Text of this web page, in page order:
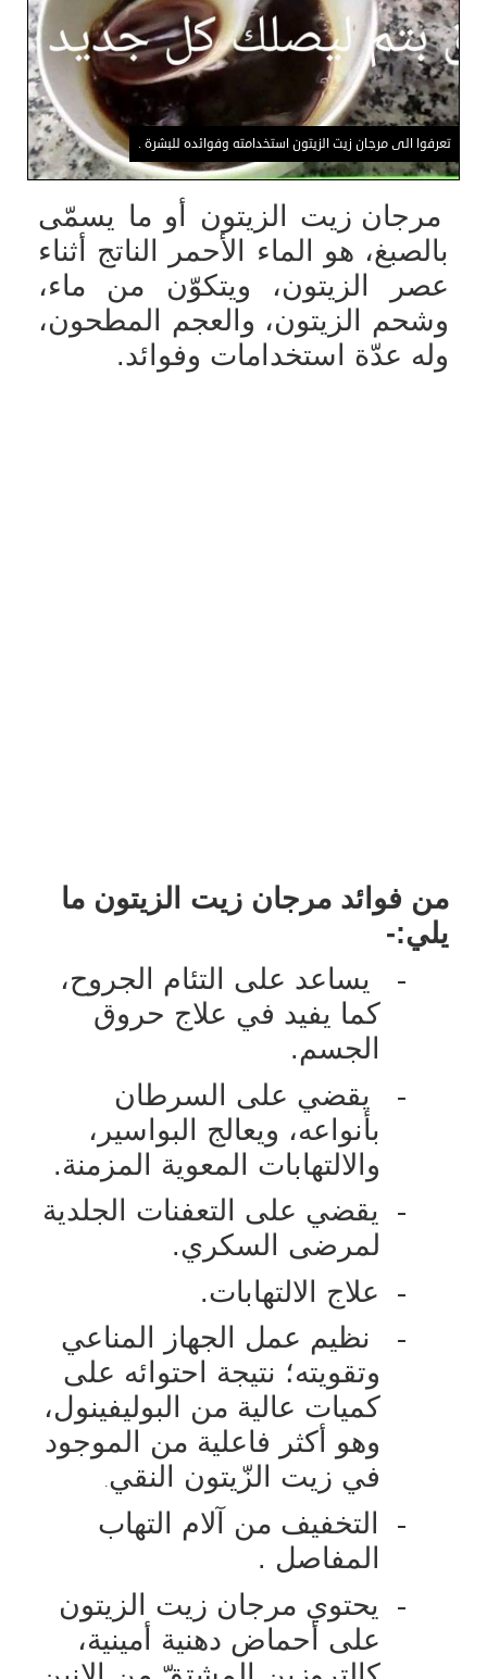
تعرفوا الى مرجان زيت الزيتون استخدامته وفوائده للبشرة .
مرجان زيت الزيتون أو ما يسمّى
بالصبغ، هو الماء الأحمر الناتج أثناء
عصر الزيتون، ويتكوّن من ماء،
وشحم الزيتون، والعجم المطحون،
وله عدّة استخدامات وفوائد.
من فوائد مرجان زيت الزيتون ما
يلي:-
-
يساعد على التئام الجروح،
كما يفيد في علاج حروق
الجسم.
-
يقضي على السرطان
بأنواعه، ويعالج البواسير،
والالتهابات المعوية المزمنة.
-
يقضي على التعفنات الجلدية
لمرضى السكري.
- علاج الالتهابات.
-
نظيم عمل الجهاز المناعي
وتقويته؛ نتيجة احتوائه على
كميات عالية من البوليفينول،
وهو أكثر فاعلية من الموجود
في زيت الزّيتون النقي.
-
التخفيف من آلام التهاب
المفاصل .
-
يحتوي مرجان زيت الزيتون
على أحماض دهنية أمينية،